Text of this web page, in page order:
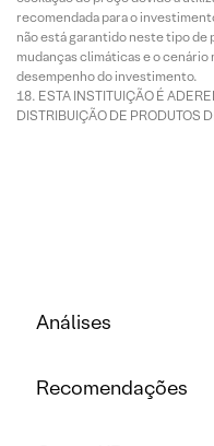
recomendada para o
não está garantido neste tipo
mudanças climáticas e o
desempenho do investimento.
ESTA INSTITUIÇÃO É
DISTRIBUIÇÃO DE PRODUTOS
Análises
Recomendações